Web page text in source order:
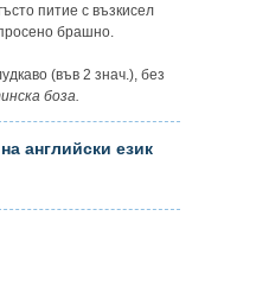
питие с възкисел
просено брашно.
(във 2 знач.), без
боза.
на английски език